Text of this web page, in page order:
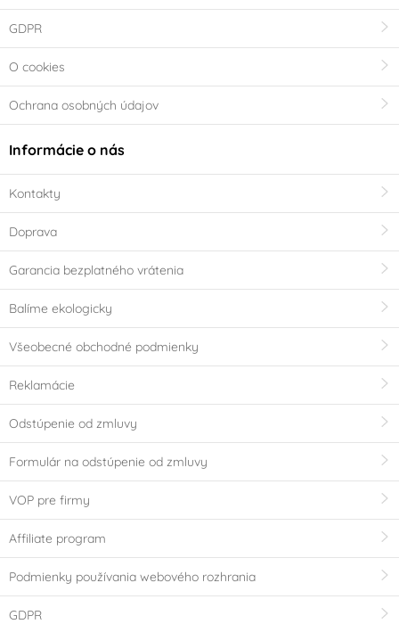
GDPR
O cookies
Ochrana osobných údajov
Informácie o nás
Kontakty
Doprava
Garancia bezplatného vrátenia
Balíme ekologicky
Všeobecné obchodné podmienky
Reklamácie
Odstúpenie od zmluvy
Formulár na odstúpenie od zmluvy
VOP pre firmy
Affiliate program
Podmienky používania webového rozhrania
GDPR